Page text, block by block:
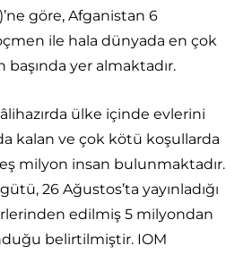
göre, Afganistan 6
ile hala dünyada en çok
yer almaktadır.
ülke içinde evlerini
kalan ve çok kötü koşullarda
milyon insan bulunmaktadır.
26 Ağustos’ta yayınladığı
edilmiş 5 milyondan
belirtilmiştir. IOM